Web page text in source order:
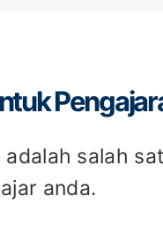
salah
anda.